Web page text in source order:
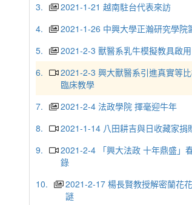
3.
2021-1-21 越南駐台代表來訪
4.
2021-1-26 中興大學正瀚研究學院
5.
2021-2-3 獸醫系乳牛模擬教具啟用
6.
2021-2-3 興大獸醫系引進真實等
臨床教學
7.
2021-2-4 法政學院 揮毫迎牛年
8.
2021-1-14 八田耕吉與日收藏家捐
9.
2021-2-4 「興大法政 十年鼎盛」
錄
10.
2021-2-17 楊長賢教授解密蘭花
謎